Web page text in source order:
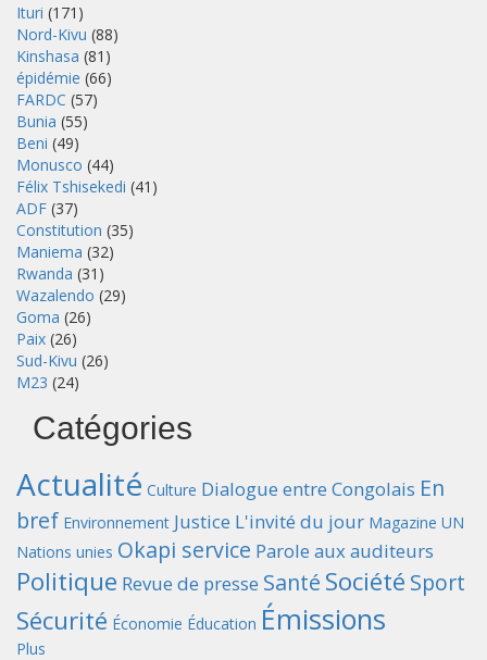
Ituri (171)
Nord-Kivu (88)
Kinshasa (81)
épidémie (66)
FARDC (57)
Bunia (55)
Beni (49)
Monusco (44)
Félix Tshisekedi (41)
ADF (37)
Constitution (35)
Maniema (32)
Rwanda (31)
Wazalendo (29)
Goma (26)
Paix (26)
Sud-Kivu (26)
M23 (24)
Catégories
Actualité Culture Dialogue entre Congolais En
bref Environnement Justice L'invité du jour Magazine UN
Nations unies Okapi service Parole aux auditeurs
Politique Revue de presse Santé Société Sport
Sécurité Économie Éducation Émissions
Plus